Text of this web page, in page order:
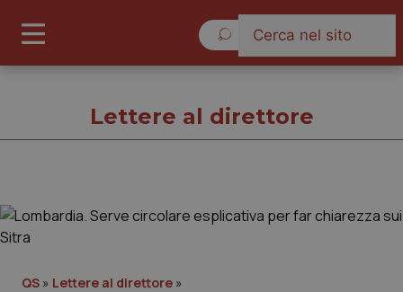
Lettere al direttore
QS » Lettere al direttore »